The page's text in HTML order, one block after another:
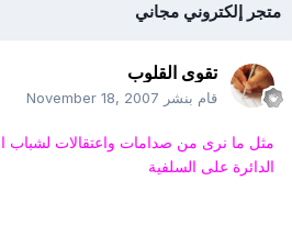
متجر إلكتروني مجاني
تقوى القلوب
قام بنشر November 18, 2007
مثل ما نرى من صدامات واعتقالات لشباب
الدائرة على السلفية